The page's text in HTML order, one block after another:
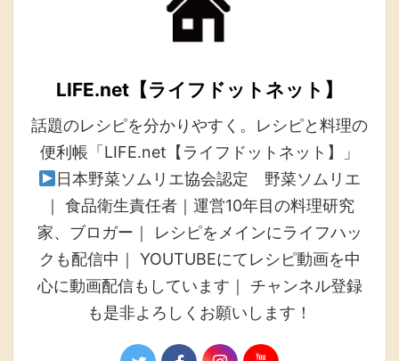
LIFE.net【ライフドットネット】
話題のレシピを分かりやすく。レシピと料理の
便利帳「LIFE.net【ライフドットネット】」
日本野菜ソムリエ協会認定 野菜ソムリエ
｜ 食品衛生責任者｜運営10年目の料理研究
家、ブロガー｜ レシピをメインにライフハッ
クも配信中｜ YOUTUBEにてレシピ動画を中
心に動画配信もしています｜ チャンネル登録
も是非よろしくお願いします！